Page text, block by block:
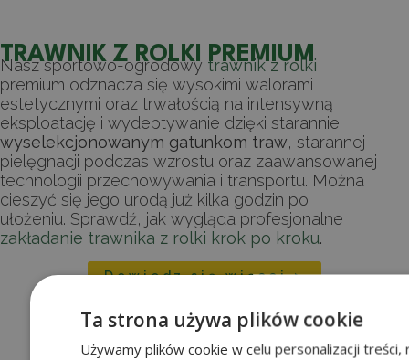
TRAWNIK Z ROLKI PREMIUM
Nasz sportowo-ogrodowy trawnik z rolki
premium odznacza się wysokimi walorami
estetycznymi oraz trwałością na intensywną
eksploatację i wydeptywanie dzięki starannie
wyselekcjonowanym gatunkom traw, starannej
pielęgnacji podczas wzrostu oraz zaawansowanej
technologii przechowywania i transportu. Można
cieszyć się jego urodą już kilka godzin po
ułożeniu. Sprawdź, jak wygląda profesjonalne
zakładanie trawnika z rolki krok po kroku.
Dowiedz się więcej >
Ta strona używa plików cookie
Używamy plików cookie w celu personalizacji treści,